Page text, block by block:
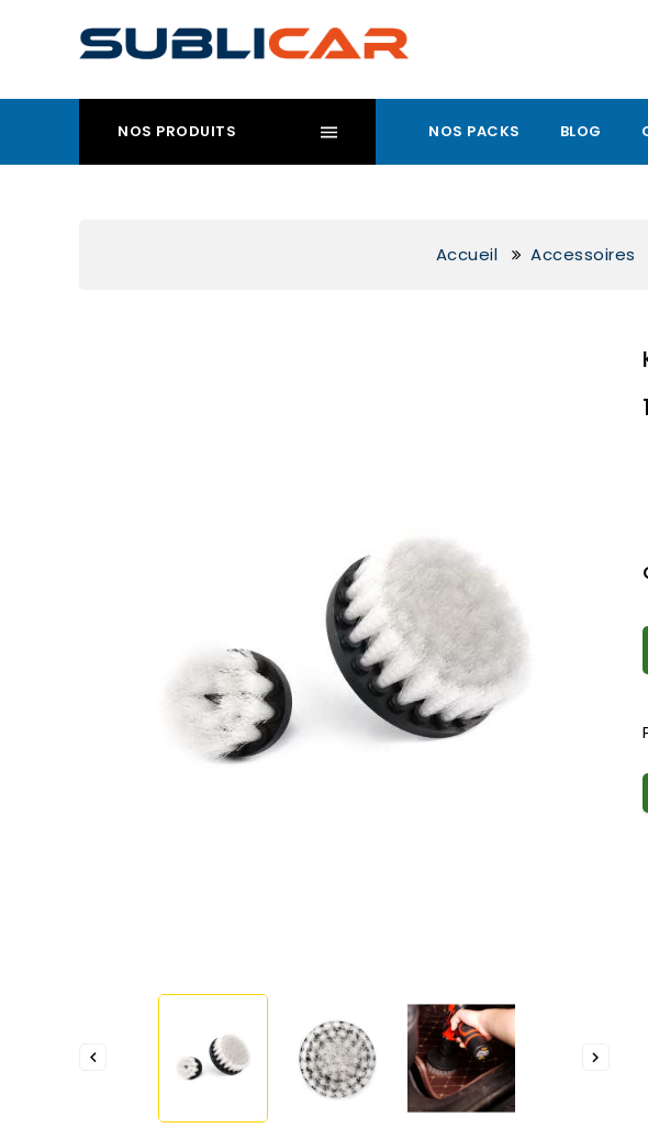
NOS PRODUITS NOS PACKS BLOG
Accueil Accessoires
 